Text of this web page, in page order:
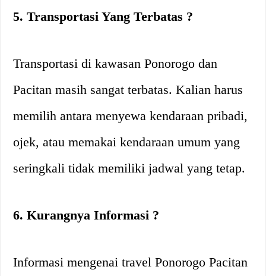
5. Transportasi Yang Terbatas ?
Transportasi di kawasan Ponorogo dan
Pacitan masih sangat terbatas. Kalian harus
memilih antara menyewa kendaraan pribadi,
ojek, atau memakai kendaraan umum yang
seringkali tidak memiliki jadwal yang tetap.
6. Kurangnya Informasi ?
Informasi mengenai travel Ponorogo Pacitan